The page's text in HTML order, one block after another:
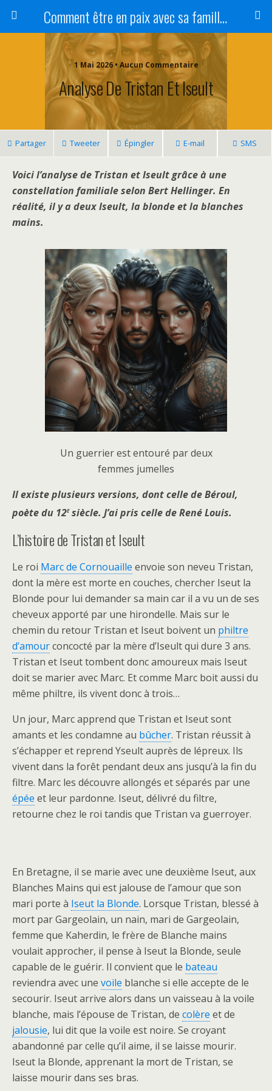
Comment être en paix avec sa famille ?
1 Mai 2026 • Aucun Commentaire
Analyse De Tristan Et Iseult
Partager Tweeter Épingler E-mail SMS
Voici l’analyse de Tristan et Iseult grâce à une
constellation familiale selon Bert Hellinger. En
réalité, il y a deux Iseult, la blonde et la blanches
mains.
Un guerrier est entouré par deux
femmes jumelles
Il existe plusieurs versions, dont celle de Béroul,
poète du 12esiècle. J’ai pris celle de René Louis.
L’histoire de Tristan et Iseult
Le roi Marc de Cornouaille envoie son neveu Tristan,
dont la mère est morte en couches, chercher Iseut la
Blonde pour lui demander sa main car il a vu un de ses
cheveux apporté par une hirondelle. Mais sur le
chemin du retour Tristan et Iseut boivent un philtre
d’amourconcocté par la mère d’Iseult qui dure 3 ans.
Tristan et Iseut tombent donc amoureux mais Iseut
doit se marier avec Marc. Et comme Marc boit aussi du
même philtre, ils vivent donc à trois…
Un jour, Marc apprend que Tristan et Iseut sont
amants et les condamne au bûcher. Tristan réussit à
s’échapper et reprend Yseult auprès de lépreux. Ils
vivent dans la forêt pendant deux ans jusqu’à la fin du
filtre. Marc les découvre allongés et séparés par une
épée et leur pardonne. Iseut, délivré du filtre,
retourne chez le roi tandis que Tristan va guerroyer.
En Bretagne, il se marie avec une deuxième Iseut, aux
Blanches Mains qui est jalouse de l’amour que son
mari porte à Iseut la Blonde. Lorsque Tristan, blessé à
mort par Gargeolain, un nain, mari de Gargeolain,
femme que Kaherdin, le frère de Blanche mains
voulait approcher, il pense à Iseut la Blonde, seule
capable de le guérir. Il convient que le bateau
reviendra avec une voile blanche si elle accepte de le
secourir. Iseut arrive alors dans un vaisseau à la voile
blanche, mais l’épouse de Tristan, de colère et de
jalousie, lui dit que la voile est noire. Se croyant
abandonné par celle qu’il aime, il se laisse mourir.
Iseut la Blonde, apprenant la mort de Tristan, se
laisse mourir dans ses bras.